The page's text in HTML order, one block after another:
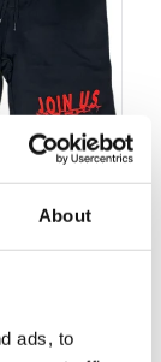
About
ads, to
Short de jogging